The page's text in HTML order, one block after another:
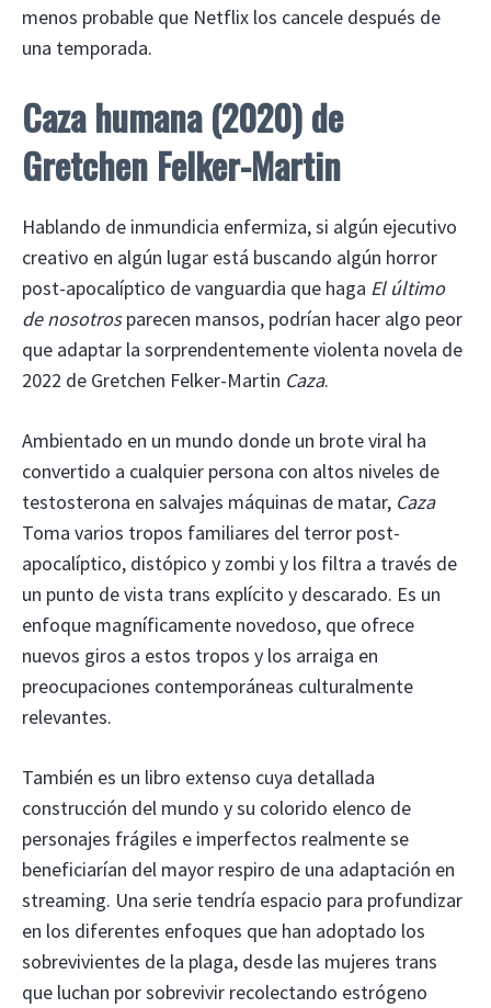
menos probable que Netflix los cancele después de
una temporada.
Caza humana (2020) de
Gretchen Felker-Martin
Hablando de inmundicia enfermiza, si algún ejecutivo
creativo en algún lugar está buscando algún horror
post-apocalíptico de vanguardia que haga El último
de nosotrosparecen mansos, podrían hacer algo peor
que adaptar la sorprendentemente violenta novela de
2022 de Gretchen Felker-Martin Caza.
Ambientado en un mundo donde un brote viral ha
convertido a cualquier persona con altos niveles de
testosterona en salvajes máquinas de matar, Caza
Toma varios tropos familiares del terror post-
apocalíptico, distópico y zombi y los filtra a través de
un punto de vista trans explícito y descarado. Es un
enfoque magníficamente novedoso, que ofrece
nuevos giros a estos tropos y los arraiga en
preocupaciones contemporáneas culturalmente
relevantes.
También es un libro extenso cuya detallada
construcción del mundo y su colorido elenco de
personajes frágiles e imperfectos realmente se
beneficiarían del mayor respiro de una adaptación en
streaming. Una serie tendría espacio para profundizar
en los diferentes enfoques que han adoptado los
sobrevivientes de la plaga, desde las mujeres trans
que luchan por sobrevivir recolectando estrógeno